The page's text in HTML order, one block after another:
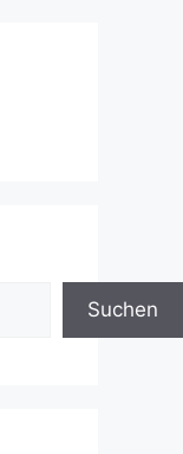
Suchen